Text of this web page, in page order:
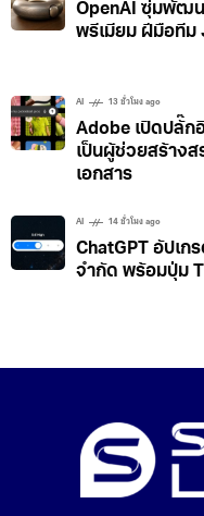
OpenAI ซุ่มพัฒน
พรีเมียม ฝีมือทีม
AI 13 ชั่วโมง ago
Adobe เปิดปลั๊ก
เป็นผู้ช่วยสร้าง
เอกสาร
AI 14 ชั่วโมง ago
ChatGPT อัปเก
จำกัด พร้อมปุ่ม